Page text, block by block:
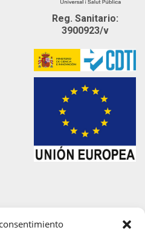
Reg. Sanitario:
3900923/v